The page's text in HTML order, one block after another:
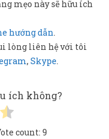
mẹo này sẽ hữu ích
hướng dẫn.
lòng liên hệ với tôi
, Skype.
ích không?
count: 9